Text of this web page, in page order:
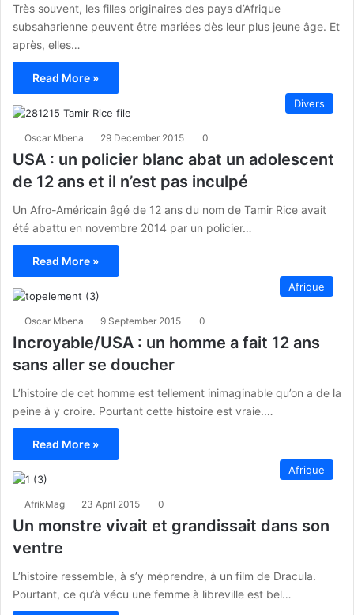
Très souvent, les filles originaires des pays d’Afrique
subsaharienne peuvent être mariées dès leur plus jeune âge. Et
après, elles…
Read More »
Divers
Oscar Mbena 29 December 2015 0
USA : un policier blanc abat un adolescent
de 12 ans et il n’est pas inculpé
Un Afro-Américain âgé de 12 ans du nom de Tamir Rice avait
été abattu en novembre 2014 par un policier…
Read More »
Afrique
Oscar Mbena 9 September 2015 0
Incroyable/USA : un homme a fait 12 ans
sans aller se doucher
L’histoire de cet homme est tellement inimaginable qu’on a de la
peine à y croire. Pourtant cette histoire est vraie.…
Read More »
Afrique
AfrikMag 23 April 2015 0
Un monstre vivait et grandissait dans son
ventre
L’histoire ressemble, à s’y méprendre, à un film de Dracula.
Pourtant, ce qu’à vécu une femme à libreville est bel…